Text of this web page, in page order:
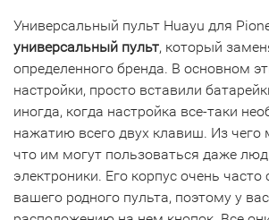
Универсальный пульт Huayu для
универсальный пульт, который
определенного бренда. В основном
настройки, просто вставили
иногда, когда настройка все-таки
нажатию всего двух клавиш. Из
что им могут пользоваться даже
электроники. Его корпус очень
вашего родного пульта, поэтому у